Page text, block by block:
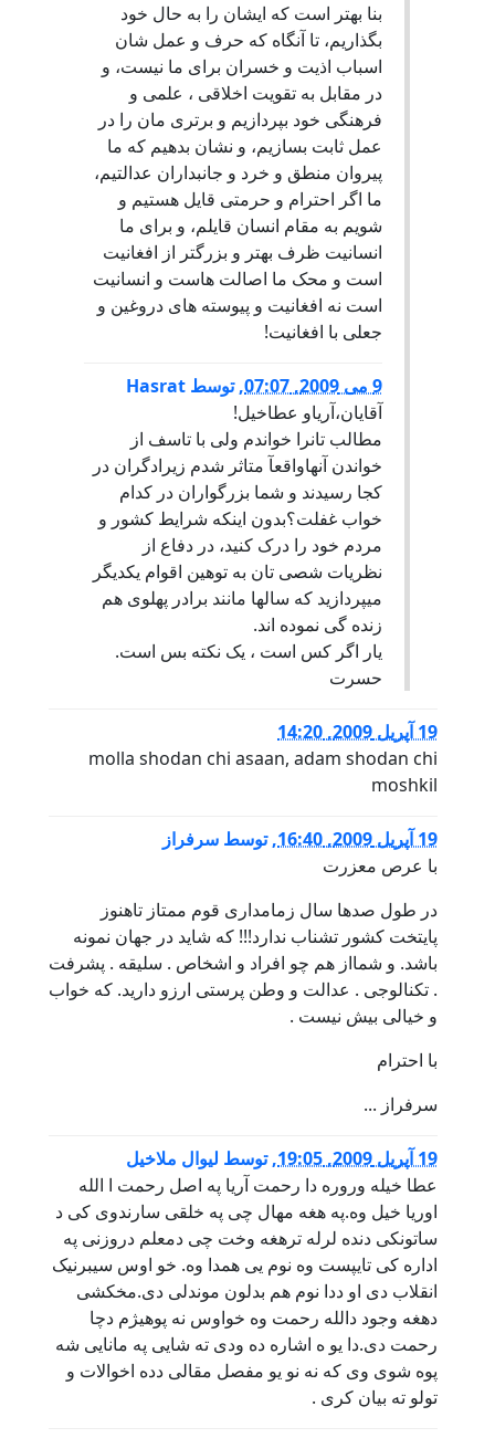
بنا بهتر است که ایشان را به حال خود
بگذاریم، تا آنگاه که حرف و عمل شان
اسباب اذیت و خسران برای ما نیست، و
در مقابل به تقویت اخلاقی ، علمی و
فرهنگی خود بپردازیم و برتری مان را در
عمل ثابت بسازیم، و نشان بدهیم که ما
پیروان منطق و خرد و جانبداران عدالتیم،
ما اگر احترام و حرمتی قایل هستیم و
شویم به مقام انسان قایلم، و برای ما
انسانیت ظرف بهتر و بزرگتر از افغانیت
است و محک ما اصالت هاست و انسانیت
است نه افغانیت و پیوسته های دروغین و
جعلی با افغانیت!
9 می 2009, 07:07 ,توسط Hasrat
آقایان،آریاو عطاخیل!
مطالب تانرا خواندم ولی با تاسف از
خواندن آنهاواقعآ متاثر شدم زیرادگران در
کجا رسیدند و شما بزرگواران در کدام
خواب غفلت؟بدون اینکه شرایط کشور و
مردم خود را درک کنید، در دفاع از
نظریات شصی تان به توهین اقوام یکدیگر
میپردازید که سالها مانند برادر پهلوی هم
زنده گی نموده اند.
یار اگر کس است ، یک نکته بس است.
حسرت
19 آپریل 2009, 14:20
molla shodan chi asaan, adam shodan chi
moshkil
19 آپریل 2009, 16:40 ,توسط سرفراز
با عرص معزرت
در طول صدها سال زمامداری قوم ممتاز تاهنوز
پایتخت کشور تشناب ندارد!!! که شاید در جهان نمونه
باشد. و شمااز هم چو افراد و اشخاص . سلیقه . پشرفت
. تکنالوجی . عدالت و وطن پرستی ارزو دارید. که خواب
و خیالی بیش نیست .
با احترام
سرفراز ...
19 آپریل 2009, 19:05 ,توسط لیوال ملاخیل
عطا خیله وروره دا رحمت آریا په اصل رحمت ا الله
اوریا خیل وه.په هغه مهال چی په خلقی سارندوی کی د
ساتونکی دنده لرله ترهغه وخت چی دمعلم دروزنی په
اداره کی تایپست وه نوم یی همدا وه. خو اوس سیبرنیک
انقلاب دی او ددا نوم هم بدلون موندلی دی.مخکشی
دهغه وجود دالله رحمت وه خواوس نه پوهیژم دچا
رحمت دی.دا یو ه اشاره ده ودی ته شایی په مانایی شه
پوه شوی وی که نه نو یو مفصل مقالی دده اخوالات و
تولو ته بیان کری .